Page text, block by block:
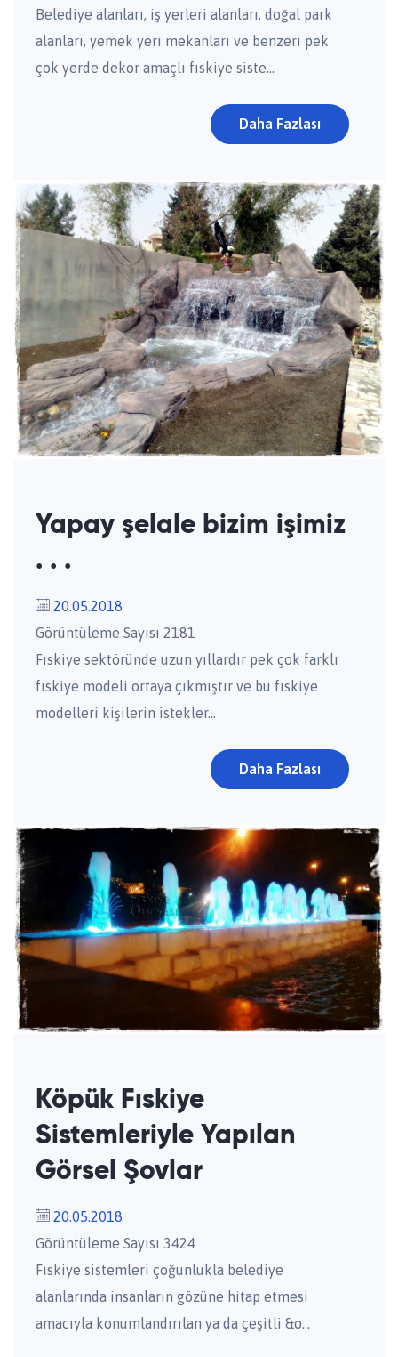
Belediye alanları, iş yerleri alanları, doğal park
alanları, yemek yeri mekanları ve benzeri pek
çok yerde dekor amaçlı fıskiye siste...
Daha Fazlası
Yapay şelale bizim işimiz
. . .
20.05.2018
Görüntüleme Sayısı 2181
Fıskiye sektöründe uzun yıllardır pek çok farklı
fıskiye modeli ortaya çıkmıştır ve bu fıskiye
modelleri kişilerin istekler...
Daha Fazlası
Köpük Fıskiye
Sistemleriyle Yapılan
Görsel Şovlar
20.05.2018
Görüntüleme Sayısı 3424
Fıskiye sistemleri çoğunlukla belediye
alanlarında insanların gözüne hitap etmesi
amacıyla konumlandırılan ya da çeşitli &o...